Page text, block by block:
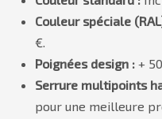
Couleur spéciale
€.
Poignées design : +
Serrure multipoints
pour une meilleure